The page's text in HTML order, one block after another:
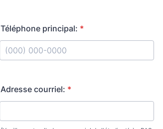
Téléphone principal: *
Adresse courriel: *